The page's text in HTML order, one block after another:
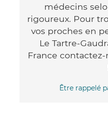
médecins
rigoureux. Pour
vos proches en
Le Tartre-
France
Être rappelé